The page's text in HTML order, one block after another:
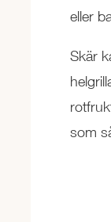
eller
Skär
som